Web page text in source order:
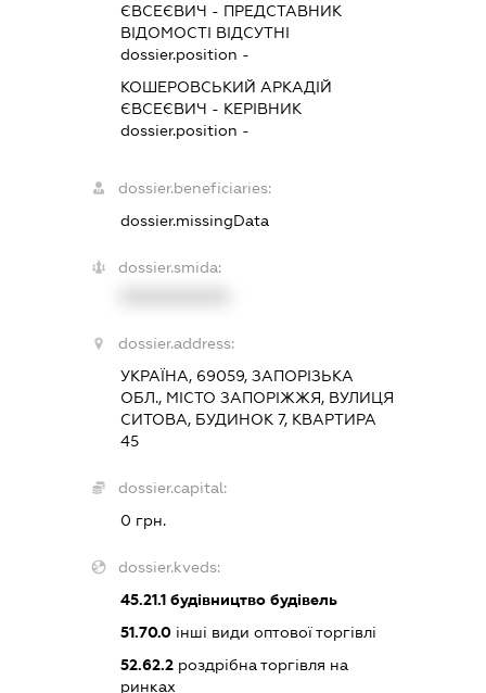
ЄВСЕЄВИЧ - ПРЕДСТАВНИК
ВІДОМОСТІ ВІДСУТНІ
dossier.position -
КОШЕРОВСЬКИЙ АРКАДІЙ
ЄВСЕЄВИЧ - КЕРІВНИК
dossier.position -
dossier.beneficiaries:
dossier.missingData
dossier.smida:
dossier.address:
УКРАЇНА, 69059, ЗАПОРІЗЬКА
ОБЛ., МІСТО ЗАПОРІЖЖЯ, ВУЛИЦЯ
СИТОВА, БУДИНОК 7, КВАРТИРА
45
dossier.capital:
0 грн.
dossier.kveds:
45.21.1будівництво будівель
51.70.0інші види оптової торгівлі
52.62.2роздрібна торгівля на
ринках